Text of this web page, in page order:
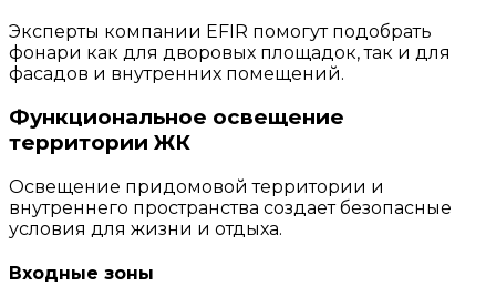
Эксперты компании EFIR помогут подобрать
фонари как для дворовых площадок, так и для
фасадов и внутренних помещений.
Функциональное освещение
территории ЖК
Освещение придомовой территории и
внутреннего пространства создает безопасные
условия для жизни и отдыха.
Входные зоны